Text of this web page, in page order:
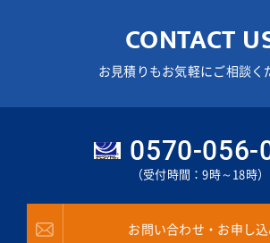
CONTACT
お見積りもお気軽にご相談く
0570-056-
（受付時間：9時～18時）
お問い合わせ・お申し